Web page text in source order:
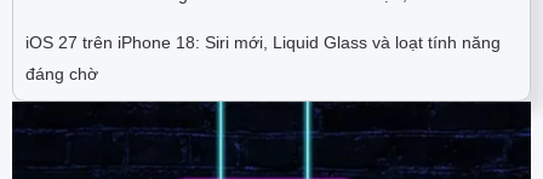
iOS 27 trên iPhone 18: Siri mới, Liquid Glass và loạt tính năng
đáng chờ